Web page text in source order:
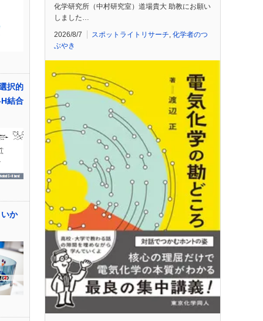
択的
結合
か
化学研究所（中村研究室）道場貴大 助教にお願い
しました…
2026/8/7 スポットライトリサーチ 化学者のつ
ぶやき